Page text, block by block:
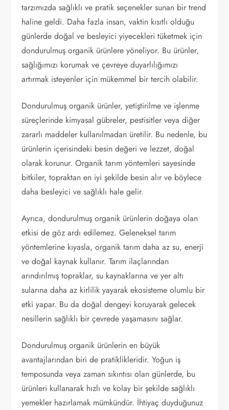
tarzımızda sağlıklı ve pratik seçenekler sunan bir trend
haline geldi. Daha fazla insan, vaktin kısıtlı olduğu
günlerde doğal ve besleyici yiyecekleri tüketmek için
dondurulmuş organik ürünlere yöneliyor. Bu ürünler,
sağlığımızı korumak ve çevreye duyarlılığımızı
artırmak isteyenler için mükemmel bir tercih olabilir.
Dondurulmuş organik ürünler, yetiştirilme ve işlenme
süreçlerinde kimyasal gübreler, pestisitler veya diğer
zararlı maddeler kullanılmadan üretilir. Bu nedenle, bu
ürünlerin içerisindeki besin değeri ve lezzet, doğal
olarak korunur. Organik tarım yöntemleri sayesinde
bitkiler, topraktan en iyi şekilde besin alır ve böylece
daha besleyici ve sağlıklı hale gelir.
Ayrıca, dondurulmuş organik ürünlerin doğaya olan
etkisi de göz ardı edilemez. Geleneksel tarım
yöntemlerine kıyasla, organik tarım daha az su, enerji
ve doğal kaynak kullanır. Tarım ilaçlarından
arındırılmış topraklar, su kaynaklarına ve yer altı
sularına daha az kirlilik yayarak ekosisteme olumlu bir
etki yapar. Bu da doğal dengeyi koruyarak gelecek
nesillerin sağlıklı bir çevrede yaşamasını sağlar.
Dondurulmuş organik ürünlerin en büyük
avantajlarından biri de pratiklikleridir. Yoğun iş
temposunda veya zaman sıkıntısı olan günlerde, bu
ürünleri kullanarak hızlı ve kolay bir şekilde sağlıklı
yemekler hazırlamak mümkündür. İhtiyaç duyduğunuz